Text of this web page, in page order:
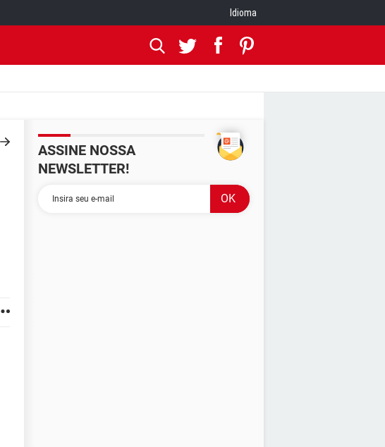
Idioma
ASSINE NOSSA
NEWSLETTER!